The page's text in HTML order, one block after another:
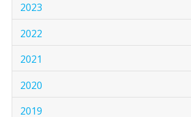
2023
2022
2021
2020
2019